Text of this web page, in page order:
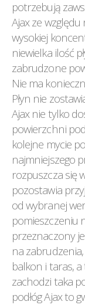
potrzebują
Ajax ze
wysokiej
niewielka ilość
zabrudzone
Nie ma
Płyn nie
Ajax nie tylko
powierzchni
kolejne mycie
najmniejszego
rozpuszcza się
pozostawia
od wybranej
pomieszczeniu
przeznaczony
na zabrudzenia,
balkon i taras,
zachodzi taka
podłóg Ajax to